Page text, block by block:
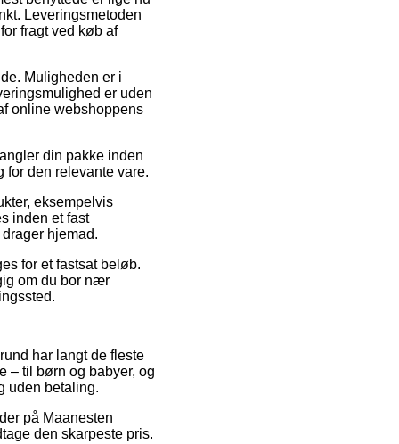
Leveringsmetoden
fragt ved køb af
Muligheden er i
er uden
online webshoppens
din pakke inden
for den relevante vare.
eksempelvis
inden et fast
hjemad.
for et fastsat beløb.
om du bor nær
har langt de fleste
– til børn og babyer, og
uden betaling.
på Maanesten
den skarpeste pris.